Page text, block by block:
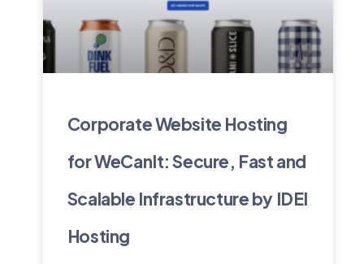
Corporate Website Hosting
for WeCanIt: Secure, Fast and
Scalable Infrastructure by IDEI
Hosting